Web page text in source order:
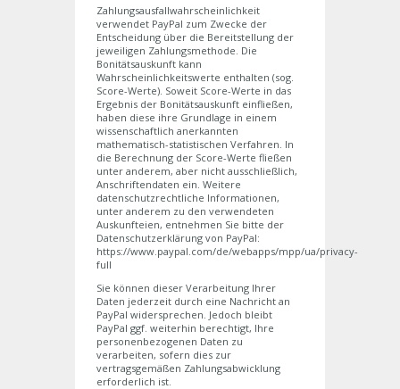
Zahlungsausfallwahrscheinlichkeit
verwendet PayPal zum Zwecke der
Entscheidung über die Bereitstellung der
jeweiligen Zahlungsmethode. Die
Bonitätsauskunft kann
Wahrscheinlichkeitswerte enthalten (sog.
Score-Werte). Soweit Score-Werte in das
Ergebnis der Bonitätsauskunft einfließen,
haben diese ihre Grundlage in einem
wissenschaftlich anerkannten
mathematisch-statistischen Verfahren. In
die Berechnung der Score-Werte fließen
unter anderem, aber nicht ausschließlich,
Anschriftendaten ein. Weitere
datenschutzrechtliche Informationen,
unter anderem zu den verwendeten
Auskunfteien, entnehmen Sie bitte der
Datenschutzerklärung von PayPal:
https://www.paypal.com/de/webapps/mpp/ua/privacy-
full
Sie können dieser Verarbeitung Ihrer
Daten jederzeit durch eine Nachricht an
PayPal widersprechen. Jedoch bleibt
PayPal ggf. weiterhin berechtigt, Ihre
personenbezogenen Daten zu
verarbeiten, sofern dies zur
vertragsgemäßen Zahlungsabwicklung
erforderlich ist.